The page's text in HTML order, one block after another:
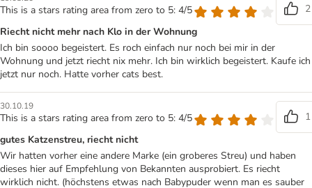
This is a stars rating area from zero to 5: 4/5
2
Riecht nicht mehr nach Klo in der Wohnung
Ich bin soooo begeistert. Es roch einfach nur noch bei mir in der
Wohnung und jetzt riecht nix mehr. Ich bin wirklich begeistert. Kaufe ich
jetzt nur noch. Hatte vorher cats best.
30.10.19
This is a stars rating area from zero to 5: 4/5
1
gutes Katzenstreu, riecht nicht
Wir hatten vorher eine andere Marke (ein groberes Streu) und haben
dieses hier auf Empfehlung von Bekannten ausprobiert. Es riecht
wirklich nicht. (höchstens etwas nach Babypuder wenn man es sauber